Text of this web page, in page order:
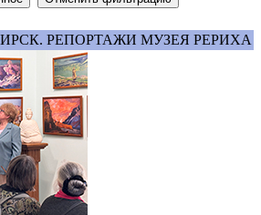
РЕПОРТАЖИ МУЗЕЯ РЕРИХА